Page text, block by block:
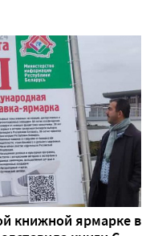
книжной ярмарке в